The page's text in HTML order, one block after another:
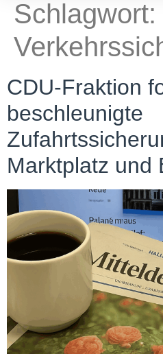
Schlagwort:
CDU-Fraktion
beschleunigte
Marktplatz und